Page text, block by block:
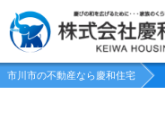
市川市の不動産なら慶和住宅